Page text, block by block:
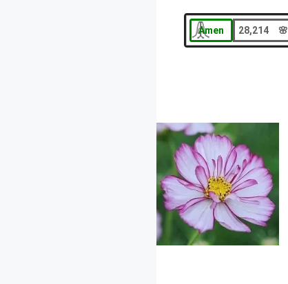
Amen 28,214 🌸